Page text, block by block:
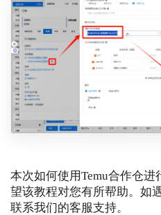
本次如何使用Temu合作仓
望该教程对您有所帮助。如
联系我们的客服支持。